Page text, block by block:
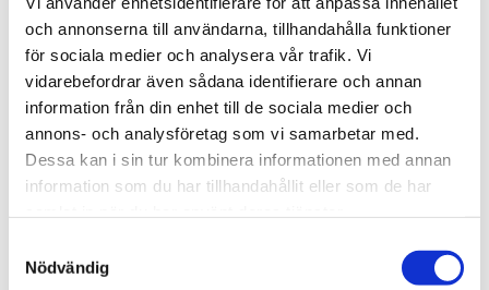
och annonserna till användarna, tillhandahålla funktioner
för sociala medier och analysera vår trafik. Vi
vidarebefordrar även sådana identifierare och annan
information från din enhet till de sociala medier och
annons- och analysföretag som vi samarbetar med.
Dessa kan i sin tur kombinera informationen med annan
information som du har tillhandahållit eller som de har
Nödvändig